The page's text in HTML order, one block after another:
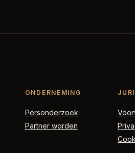
ONDERNEMING
Personderzoek
Partner worden